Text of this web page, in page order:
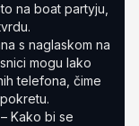
na boat partyju,
s naglaskom na
mogu lako
telefona, čime
– Kako bi se